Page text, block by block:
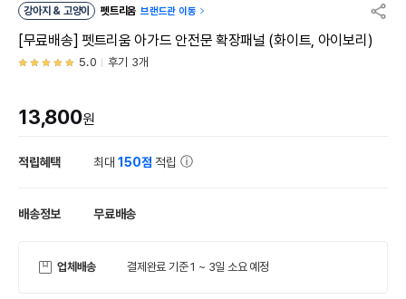
강아지 & 고양이 펫트리움 브랜드관 이동
[무료배송] 펫트리움 아가드 안전문 확장패널 (화이트, 아이보리)
5.0 후기 3개
13,800원
적립혜택 최대150점 적립
배송정보 무료배송
업체배송 결제완료 기준 1 ~ 3일 소요 예정